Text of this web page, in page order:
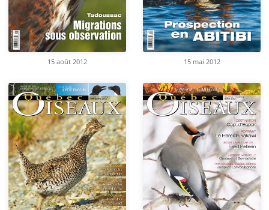
15 août 2012 15 mai 2012